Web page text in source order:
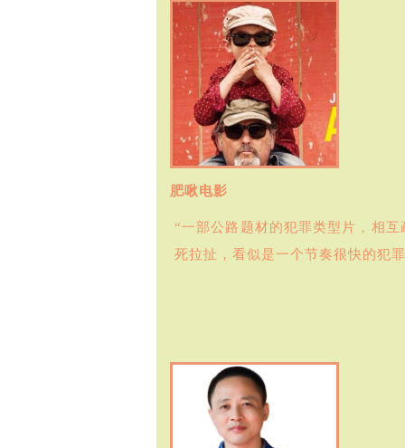
肥啾电影
“一部公路题材的犯罪类型片，相
死拉扯，看似是一个节奏很快的犯